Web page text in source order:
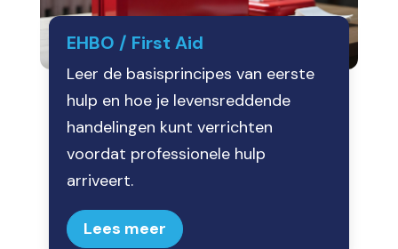
EHBO / First Aid
Leer de basisprincipes van eerste
hulp en hoe je levensreddende
handelingen kunt verrichten
voordat professionele hulp
arriveert.
Lees meer